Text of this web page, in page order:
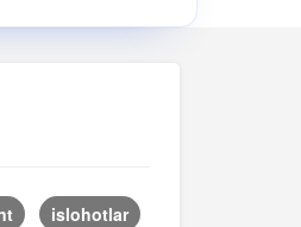
islohotlar